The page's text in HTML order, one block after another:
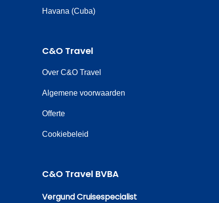
Havana (Cuba)
C&O Travel
Over C&O Travel
Algemene voorwaarden
Offerte
Cookiebeleid
C&O Travel BVBA
Vergund Cruisespecialist